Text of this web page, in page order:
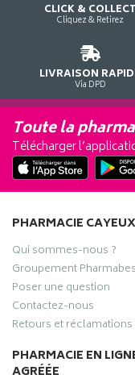
CLICK & COLLECT
Cliquez & Retirez
LIVRAISON
Via DPD
Toute la
Télécharger
PHARMACIE CAYEUX
Qui sommes-nous ?
Groupement
Poser une question
Contactez-nous
Retours et réclamations
PHARMACIE EN
AGRÉÉE